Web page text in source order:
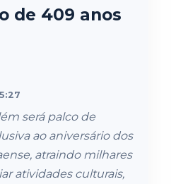
de 409 anos
será palco de
ao aniversário dos
atraindo milhares
atividades culturais,